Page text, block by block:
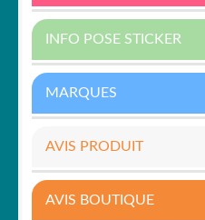
INFO POSE STICKER
MARQUES
AVIS PRODUIT
AVIS BOUTIQUE